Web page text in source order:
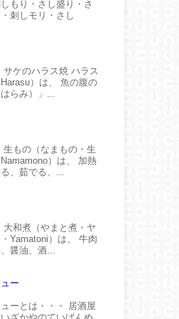
もり・さし盛り・さ
刺しモリ・さし
ケのハラス焼 ハラス
Harasu）は、 魚の腹の
らみ）」...
もの（なまもの・生
）は、 加熱
、茹でる、...
大和煮（やまと煮・ヤ
Yamatoni）は、 牛肉
醤油、酒...
ー
ーとは・・・ 居酒屋
ざかやのていばんめ